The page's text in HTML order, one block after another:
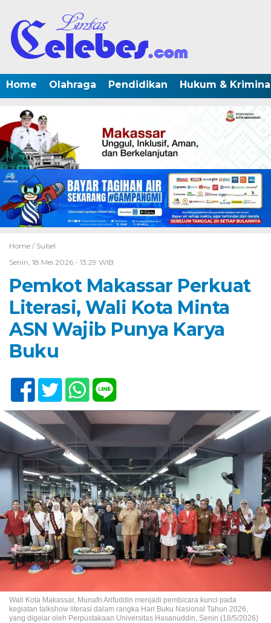
Home Olahraga Pendidikan Hukum &
Home / Sulsel
Senin, 18 Mei 2026 - 13:29 WIB
Pemkot Makassar Perkuat
Literasi, Wali Kota Minta
ASN Wajib Punya Karya
Buku
Wali Kota Makassar, Munafri Arifuddin menjadi pembicara kunci pada
kegiatan talkshow literasi dalam rangka Hari Buku Nasional Tahun 2026,
yang digelar oleh Perpustakaan Universitas Hasanuddin, Senin (18/5/2026)